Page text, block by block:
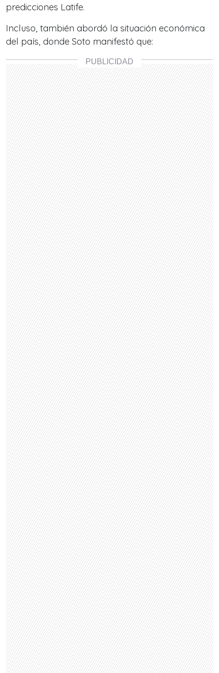
predicciones Latife.
Incluso, también abordó la situación económica
del país, donde Soto manifestó que: